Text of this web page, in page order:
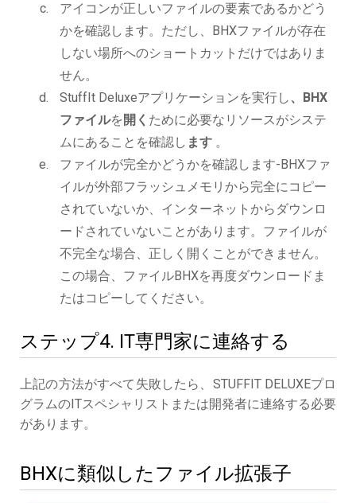
アイコンが正しいファイルの要素であるかどう
かを確認します。ただし、BHXファイルが存在
しない場所へのショートカットだけではありま
せん。
StuffIt Deluxeアプリケーションを実行し、BHX
ファイルを 開く ために必要なリソースがシステ
ムにあることを確認し ます 。
ファイルが完全かどうかを確認します-BHXファ
イルが外部フラッシュメモリから完全にコピー
されていないか、インターネットからダウンロ
ードされていないことがあります。ファイルが
不完全な場合、正しく開くことができません。
この場合、ファイルBHXを再度ダウンロードま
たはコピーしてください。
ステップ4. IT専門家に連絡する
上記の方法がすべて失敗したら、STUFFIT DELUXEプロ
グラムのITスペシャリストまたは開発者に連絡する必要
があります。
BHXに類似したファイル拡張子